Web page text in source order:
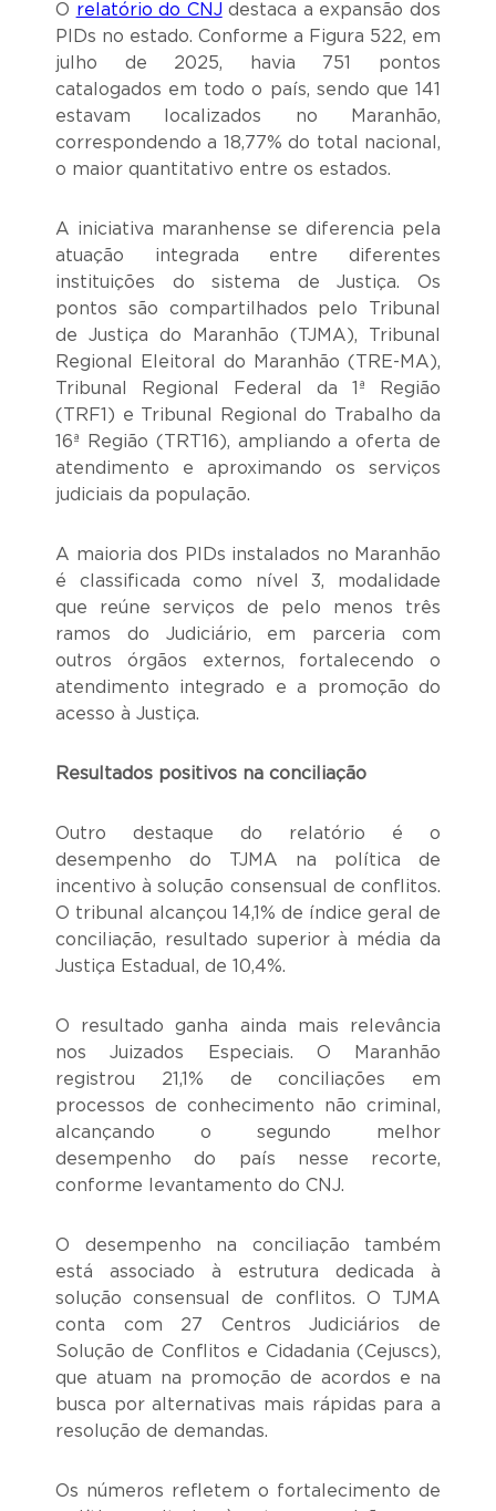
O relatório do CNJ destaca a expansão dos
PIDs no estado. Conforme a Figura 522, em
julho de 2025, havia 751 pontos
catalogados em todo o país, sendo que 141
estavam localizados no Maranhão,
correspondendo a 18,77% do total nacional,
o maior quantitativo entre os estados.
A iniciativa maranhense se diferencia pela
atuação integrada entre diferentes
instituições do sistema de Justiça. Os
pontos são compartilhados pelo Tribunal
de Justiça do Maranhão (TJMA), Tribunal
Regional Eleitoral do Maranhão (TRE-MA),
Tribunal Regional Federal da 1ª Região
(TRF1) e Tribunal Regional do Trabalho da
16ª Região (TRT16), ampliando a oferta de
atendimento e aproximando os serviços
judiciais da população.
A maioria dos PIDs instalados no Maranhão
é classificada como nível 3, modalidade
que reúne serviços de pelo menos três
ramos do Judiciário, em parceria com
outros órgãos externos, fortalecendo o
atendimento integrado e a promoção do
acesso à Justiça.
Resultados positivos na conciliação
Outro destaque do relatório é o
desempenho do TJMA na política de
incentivo à solução consensual de conflitos.
O tribunal alcançou 14,1% de índice geral de
conciliação, resultado superior à média da
Justiça Estadual, de 10,4%.
O resultado ganha ainda mais relevância
nos Juizados Especiais. O Maranhão
registrou 21,1% de conciliações em
processos de conhecimento não criminal,
alcançando o segundo melhor
desempenho do país nesse recorte,
conforme levantamento do CNJ.
O desempenho na conciliação também
está associado à estrutura dedicada à
solução consensual de conflitos. O TJMA
conta com 27 Centros Judiciários de
Solução de Conflitos e Cidadania (Cejuscs),
que atuam na promoção de acordos e na
busca por alternativas mais rápidas para a
resolução de demandas.
Os números refletem o fortalecimento de